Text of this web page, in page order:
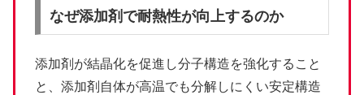
なぜ添加剤で耐熱性が向上するのか
添加剤が結晶化を促進し分子構造を強化すること
と、添加剤自体が高温でも分解しにくい安定構造